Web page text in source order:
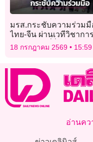
มรส.กระชับความร่วมมื
ไทย-จีน ผ่านเวทีวิชาการ
การพัฒนาที่ยั่งยืน
18 กรกฎาคม 2569 15:59
อ่านคว